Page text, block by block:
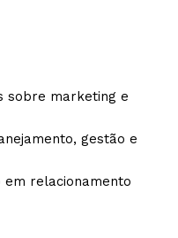
sobre marketing e
gestão e
relacionamento